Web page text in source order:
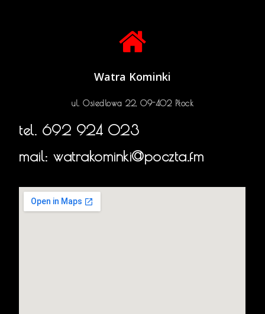
Watra Kominki
ul. Osiedlowa 22, 09-402 Płock
tel. 692 924 023
mail: watrakominki@poczta.fm